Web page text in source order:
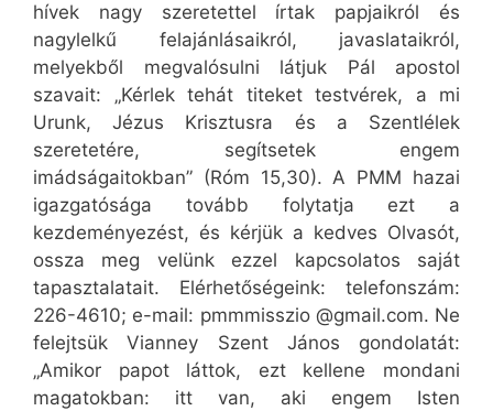
hívek nagy szeretettel írtak papjaikról és
nagylelkű felajánlásaikról, javaslataikról,
melyekből megvalósulni látjuk Pál apostol
szavait: „Kérlek tehát titeket testvérek, a mi
Urunk, Jézus Krisztusra és a Szentlélek
szeretetére, segítsetek engem
imádságaitokban” (Róm 15,30). A PMM hazai
igazgatósága tovább folytatja ezt a
kezdeményezést, és kérjük a kedves Olvasót,
ossza meg velünk ezzel kapcsolatos saját
tapasztalatait. Elérhetőségeink: telefonszám:
226-4610; e-mail: pmmmisszio @gmail.com. Ne
felejtsük Vianney Szent János gondolatát:
„Amikor papot láttok, ezt kellene mondani
magatokban: itt van, aki engem Isten